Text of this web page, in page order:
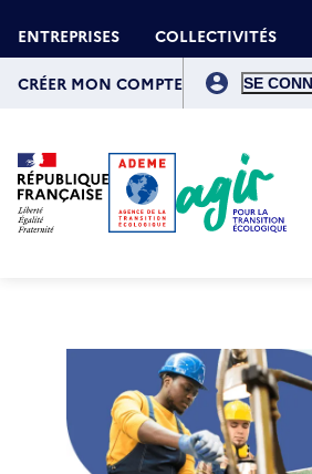
au
contenu
principal
ENTREPRISES COLLECTIVITÉS
compte
CRÉER MON COMPTE